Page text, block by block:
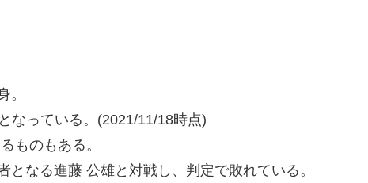
。
なっている。(2021/11/18時点)
ものもある。
となる進藤 公雄と対戦し、判定で敗れている。